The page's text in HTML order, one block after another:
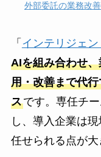
外部委託の業務改
「 インテリジェ
AIを組み合わせ
用・改善まで代
スです。専任チ
し、導入企業は
任せられる点が大